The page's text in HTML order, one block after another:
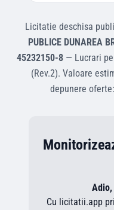
Licitatie deschisa
PUBLICE DUNAREA
45232150-8 — Lucrari
(Rev.2). Valoare
depunere oferte:
Cu licitatii.app